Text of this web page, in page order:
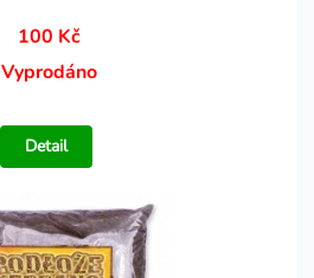
100 Kč
Vyprodáno
Detail